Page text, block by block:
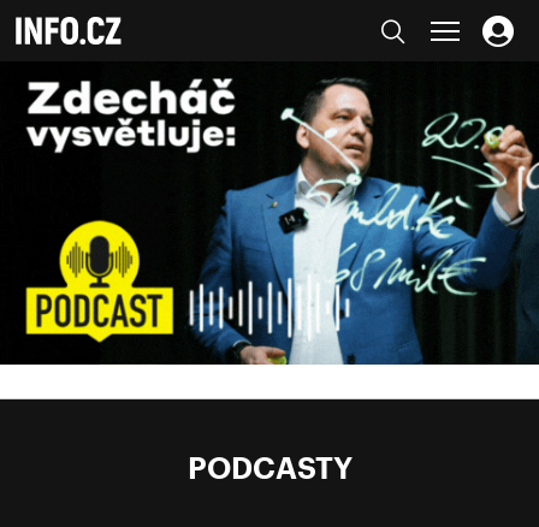
PODCASTY